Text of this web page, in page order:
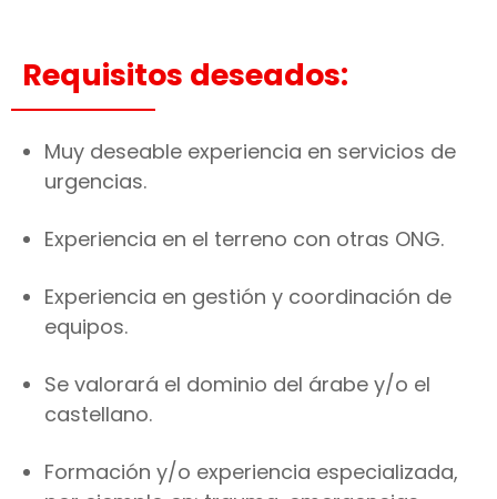
Requisitos deseados:
Muy deseable experiencia en servicios de
urgencias.
Experiencia en el terreno con otras ONG.
Experiencia en gestión y coordinación de
equipos.
Se valorará el dominio del árabe y/o el
castellano.
Formación y/o experiencia especializada,